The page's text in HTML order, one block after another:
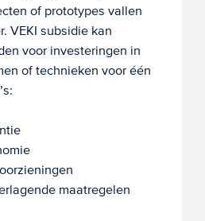
of prototypes vallen
VEKI subsidie kan
voor investeringen in
of technieken voor één
maatregelen